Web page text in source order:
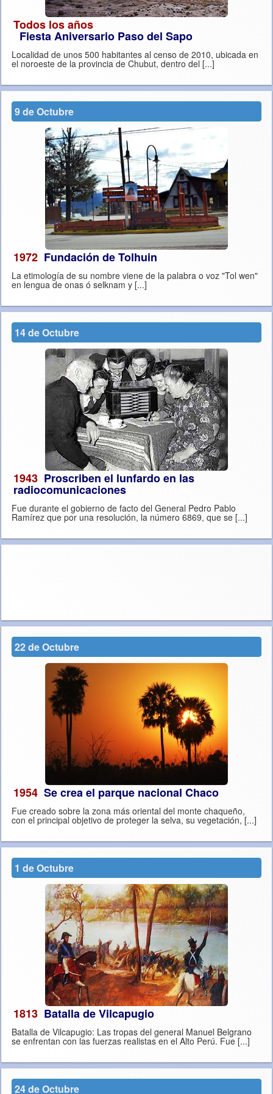
Todos los años
Fiesta Aniversario Paso del Sapo
Localidad de unos 500 habitantes al censo de 2010, ubicada en
el noroeste de la provincia de Chubut, dentro del [...]
9 de Octubre
1972 Fundación de Tolhuin
La etimología de su nombre viene de la palabra o voz "Tol wen"
en lengua de onas ó selknam y [...]
14 de Octubre
1943
radiocomunicaciones
Fue durante el gobierno de facto del General Pedro Pablo
Ramírez que por una resolución, la número 6869, que se [...]
22 de Octubre
1954 Se crea el parque nacional Chaco
Fue creado sobre la zona más oriental del monte chaqueño,
con el principal objetivo de proteger la selva, su vegetación, [...]
1 de Octubre
1813 Batalla de Vilcapugio
Batalla de Vilcapugio: Las tropas del general Manuel Belgrano
se enfrentan con las fuerzas realistas en el Alto Perú. Fue [...]
24 de Octubre